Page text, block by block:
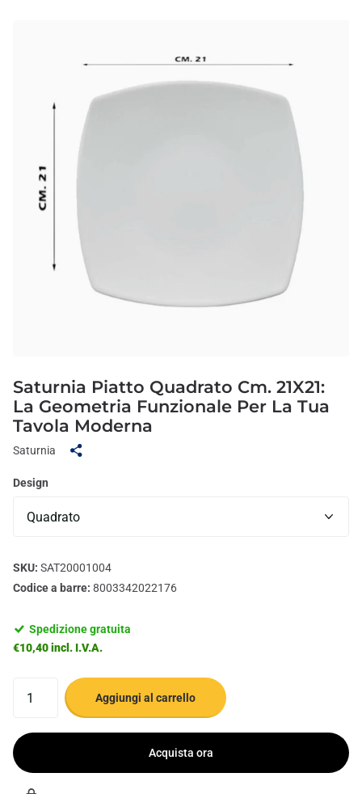
Saturnia Piatto Quadrato Cm. 21X21:
La Geometria Funzionale Per La Tua
Tavola Moderna
Saturnia
Design
SKU: SAT20001004
Codice a barre: 8003342022176
Spedizione gratuita
€10,40 incl. I.V.A.
Aggiungi al carrello
Acquista ora